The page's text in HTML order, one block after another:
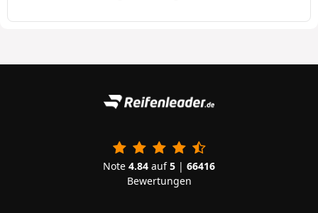
Note 4.84 auf5 | 66416
Bewertungen